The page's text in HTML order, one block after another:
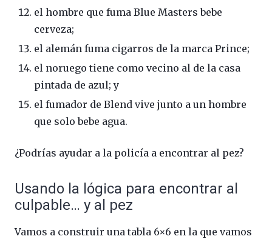
el hombre que fuma Blue Masters bebe
cerveza;
el alemán fuma cigarros de la marca Prince;
el noruego tiene como vecino al de la casa
pintada de azul; y
el fumador de Blend vive junto a un hombre
que solo bebe agua.
¿Podrías ayudar a la policía a encontrar al pez?
Usando la lógica para encontrar al
culpable… y al pez
Vamos a construir una tabla 6×6 en la que vamos